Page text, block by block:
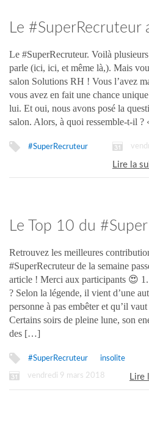
Le #SuperRecruteur
Solutions RH !
Le #SuperRecruteur. Voilà
parle (ici, ici, et même là,). Mais
salon Solutions RH ! Vous l’avez
vous avez en fait une chance
lui. Et oui, nous avons posé la
salon. Alors, à quoi ressemble-t-il
#SuperRecruteur
Lire la
Le Top 10 du
Twitter !
Retrouvez les meilleures
#SuperRecruteur de la semaine
article ! Merci aux participants 😍
? Selon la légende, il vient d’une
personne à pas embêter et qu’il
Certains soirs de pleine lune, son
des […]
#SuperRecruteur insolite
vendredi 9 mars 2018 Lire